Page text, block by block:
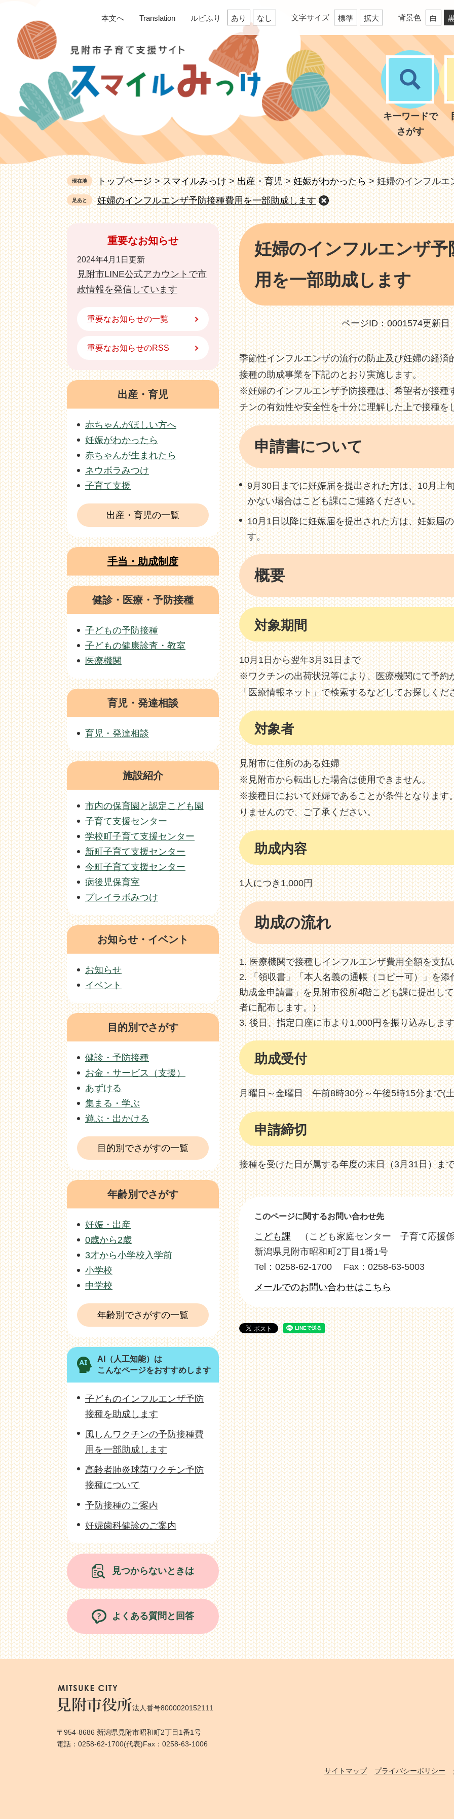
す。
し
本
文
へ
本文へ Translation ルビふり あり なし 文字サイズ 標準 拡大 背景色 白
キーワードで
さがす
現在地 トップページ >スマイルみっけ >出産・育児>妊娠がわかったら>妊婦のインフルエ
足あと 妊婦のインフルエンザ予防接種費用を一部助成します
本
文
妊婦のインフルエンザ予
用を一部助成します
ページID：0001574更新日
季節性インフルエンザの流行の防止及び妊婦の経
接種の助成事業を下記のとおり実施します。
※妊婦のインフルエンザ予防接種は、希望者が接種
チンの有効性や安全性を十分に理解した上で接種を
申請書について
9月30日までに妊娠届を提出された方は、10月上
かない場合はこども課にご連絡ください。
10月1日以降に妊娠届を提出された方は、妊娠届
す。
概要
対象期間
10月1日から翌年3月31日まで
※ワクチンの出荷状況等により、医療機関にて予約
「医療情報ネット」で検索するなどしてお探しくだ
対象者
見附市に住所のある妊婦
※見附市から転出した場合は使用できません。
※接種日において妊婦であることが条件となります
りませんので、ご了承ください。
助成内容
1人につき1,000円
助成の流れ
医療機関で接種しインフルエンザ費用全額を支
「領収書」「本人名義の通帳（コピー可）」を
助成金申請書」を見附市役所4階こども課に提出し
者に配布します。）
後日、指定口座に市より1,000円を振り込みしま
助成受付
月曜日～金曜日 午前8時30分～午後5時15分まで(
申請締切
接種を受けた日が属する年度の末日（3月31日）ま
このページに関するお問い合わせ先
こども課
こども家庭センター 子育て応援
新潟県見附市昭和町2丁目1番1号
Tel：0258-62-1700
Fax：0258-63-5003
メールでのお問い合わせはこちら
重要なお知らせ
2024年4月1日更新
見附市LINE公式アカウントで市
政情報を発信しています
重要なお知らせの一覧
重要なお知らせのRSS
出産・育児
赤ちゃんがほしい方へ
妊娠がわかったら
赤ちゃんが生まれたら
ネウボラみつけ
子育て支援
出産・育児の一覧
手当・助成制度
健診・医療・予防接種
子どもの予防接種
子どもの健康診査・教室
医療機関
育児・発達相談
育児・発達相談
施設紹介
市内の保育園と認定こども園
子育て支援センター
学校町子育て支援センター
新町子育て支援センター
今町子育て支援センター
病後児保育室
プレイラボみつけ
お知らせ・イベント
お知らせ
イベント
目的別でさがす
健診・予防接種
お金・サービス（支援）
あずける
集まる・学ぶ
遊ぶ・出かける
目的別でさがすの一覧
年齢別でさがす
妊娠・出産
0歳から2歳
3才から小学校入学前
小学校
中学校
年齢別でさがすの一覧
AI（人工知能）は
こんなページをおすすめします
子どものインフルエンザ予防
接種を助成します
風しんワクチンの予防接種費
用を一部助成します
高齢者肺炎球菌ワクチン予防
接種について
予防接種のご案内
妊婦歯科健診のご案内
見つからないときは
よくある質問と回答
法人番号8000020152111
〒954-8686 新潟県見附市昭和町2丁目1番1号
電話：0258-62-1700(代表)Fax：0258-63-1006
サイトマップ プライバシーポリシー